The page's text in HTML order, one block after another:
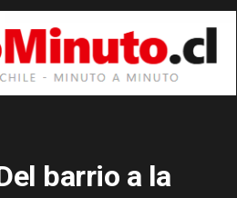
barrio a la